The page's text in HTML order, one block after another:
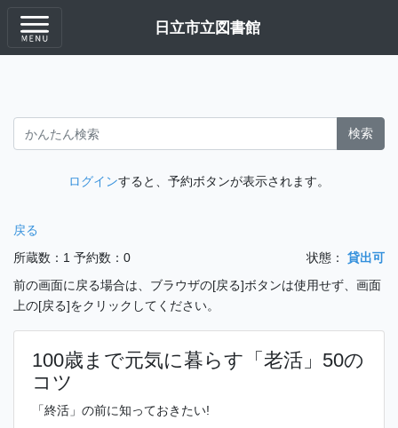
日立市立図書館
検索
ログインすると、予約ボタンが表示されます。
戻る
所蔵数：1 予約数：0 状態：
貸出可
前の画面に戻る場合は、ブラウザの[戻る]ボタンは使用せず、画面
上の[戻る]をクリックしてください。
100歳まで元気に暮らす「老活」50の
コツ
「終活」の前に知っておきたい!